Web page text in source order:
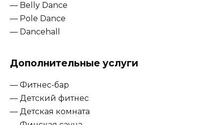
— Belly Dance
— Pole Dance
— Dancehall
Дополнительные услуги
— Фитнес-бар
— Детский фитнес
— Детская комната